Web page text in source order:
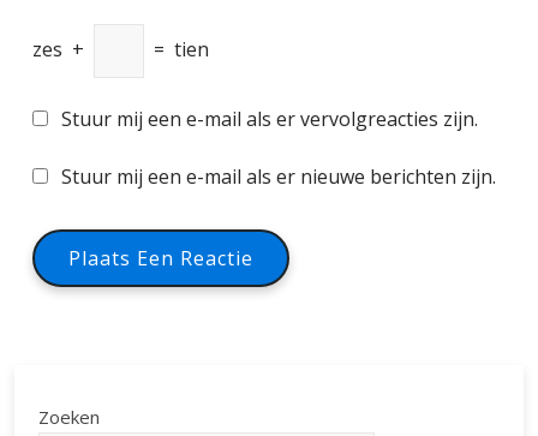
zes + = tien
Stuur mij een e-mail als er vervolgreacties zijn.
Stuur mij een e-mail als er nieuwe berichten zijn.
Zoeken